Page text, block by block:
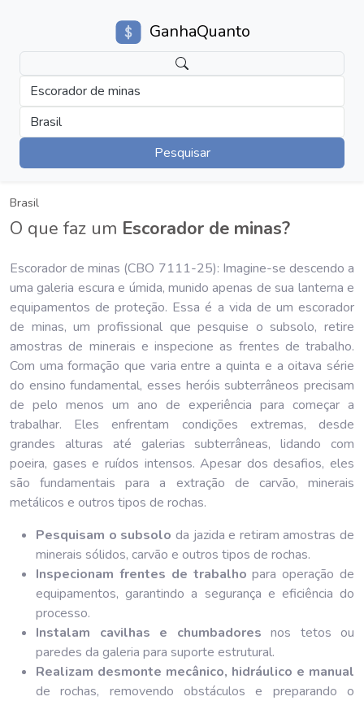
GanhaQuanto
Escorador de minas
Brasil
Pesquisar
Brasil
O que faz um Escorador de minas?
Escorador de minas (CBO 7111-25): Imagine-se descendo a
uma galeria escura e úmida, munido apenas de sua lanterna e
equipamentos de proteção. Essa é a vida de um escorador
de minas, um profissional que pesquise o subsolo, retire
amostras de minerais e inspecione as frentes de trabalho.
Com uma formação que varia entre a quinta e a oitava série
do ensino fundamental, esses heróis subterrâneos precisam
de pelo menos um ano de experiência para começar a
trabalhar. Eles enfrentam condições extremas, desde
grandes alturas até galerias subterrâneas, lidando com
poeira, gases e ruídos intensos. Apesar dos desafios, eles
são fundamentais para a extração de carvão, minerais
metálicos e outros tipos de rochas.
Pesquisam o subsolo da jazida e retiram amostras de
minerais sólidos, carvão e outros tipos de rochas.
Inspecionam frentes de trabalho para operação de
equipamentos, garantindo a segurança e eficiência do
processo.
Instalam cavilhas e chumbadores nos tetos ou
paredes da galeria para suporte estrutural.
Realizam desmonte mecânico, hidráulico e manual
de rochas, removendo obstáculos e preparando o